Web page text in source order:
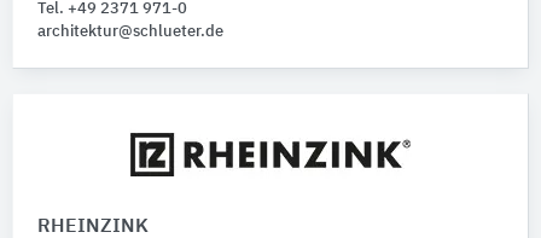
Tel. +49 2371 971-0
architektur@schlueter.de
RHEINZINK